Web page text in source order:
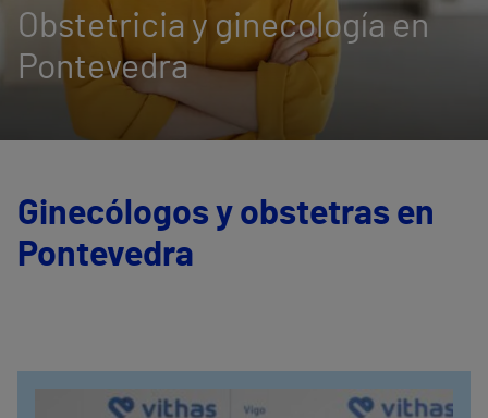
Obstetricia y ginecología en
Pontevedra
Ginecólogos y obstetras en
Pontevedra